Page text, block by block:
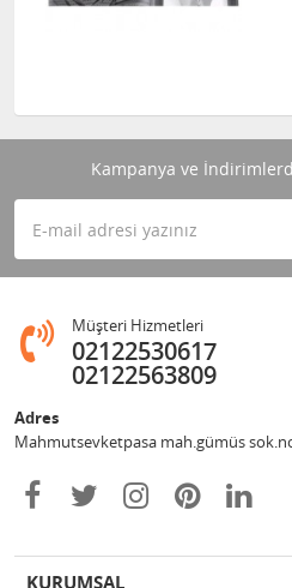
Kampanya ve
Müşteri Hizmetleri
02122530617
02122563809
Adres
Mahmutsevketpasa mah.gümüs
KURUMSAL